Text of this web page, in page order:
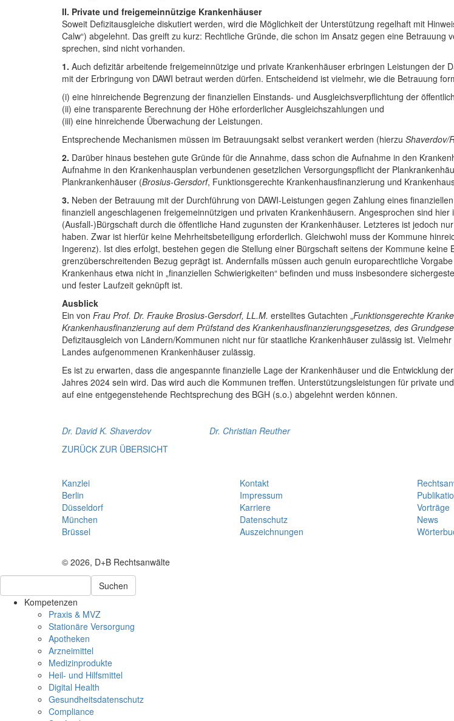
II. Private und freigemeinnützige Krankenhäuser
Soweit Defizitausgleiche diskutiert werden, wird die Möglichkeit der Unterstützung regelhaft mit
Calw“) abgelehnt. Das greift zu kurz: Rechtliche Gründe, die schon im Ansatz gegen eine
sprechen, sind nicht vorhanden.
1. Auch defizitär arbeitende freigemeinnützige und private Krankenhäuser erbringen Leistungen
mit der Erbringung von DAWI betraut werden dürfen. Entscheidend ist vielmehr, wie die Betrauung
(i) eine hinreichende Begrenzung der finanziellen Einstands- und Ausgleichsverpflichtung der
(ii) eine transparente Berechnung der Höhe erforderlicher Ausgleichszahlungen und
(iii) eine hinreichende Überwachung der Leistungen.
Entsprechende Mechanismen müssen im Betrauungsakt selbst verankert werden (hierzu Shaverdov/
2. Darüber hinaus bestehen gute Gründe für die Annahme, dass schon die Aufnahme in den
Aufnahme in den Krankenhausplan verbundenen gesetzlichen Versorgungspflicht der
Plankrankenhäuser (Brosius-Gersdorf, Funktionsgerechte Krankenhausfinanzierung und
3. Neben der Betrauung mit der Durchführung von DAWI-Leistungen gegen Zahlung eines
finanziell angeschlagenen freigemeinnützigen und privaten Krankenhäusern. Angesprochen sind
(Ausfall-)Bürgschaft durch die öffentliche Hand zugunsten der Krankenhäuser. Letzteres ist jedoch
haben. Zwar ist hierfür keine Mehrheitsbeteiligung erforderlich. Gleichwohl muss der Kommune
Ingerenz). Ist dies erfolgt, bestehen gegen die Stellung einer Bürgschaft seitens der Kommune
grenzüberschreitenden Bezug geprägt ist. Andernfalls müssen auch genuin europarechtliche
Krankenhaus etwa nicht in „finanziellen Schwierigkeiten“ befinden und muss insbesondere
und fester Laufzeit geknüpft ist.
Ausblick
Ein von Frau Prof. Dr. Frauke Brosius-Gersdorf, LL.M. erstelltes Gutachten „Funktionsgerechte
Krankenhausfinanzierung auf dem Prüfstand des Krankenhausfinanzierungsgesetzes, des
Defizitausgleich von Ländern/Kommunen nicht nur für staatliche Krankenhäuser zulässig ist.
Landes aufgenommenen Krankenhäuser zulässig.
Es ist zu erwarten, dass die angespannte finanzielle Lage der Krankenhäuser und die Entwicklung
Jahres 2024 sein wird. Das wird auch die Kommunen treffen. Unterstützungsleistungen für private
auf eine entgegenstehende Rechtsprechung des BGH (s.o.) abgelehnt werden können.
Dr. David K. Shaverdov
Dr. Christian Reuther
ZURÜCK ZUR ÜBERSICHT
Kanzlei
Berlin
Düsseldorf
München
Brüssel
Kontakt
Impressum
Karriere
Datenschutz
Auszeichnungen
Vorträge
News
© 2026, D+B Rechtsanwälte
Suchen
Kompetenzen
Praxis & MVZ
Stationäre Versorgung
Apotheken
Arzneimittel
Medizinprodukte
Heil- und Hilfsmittel
Digital Health
Gesundheitsdatenschutz
Compliance